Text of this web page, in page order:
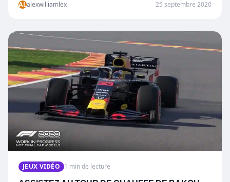
ALalexwilliamlex 25 septembre 2020
JEUX VIDÉO 1 min de lecture